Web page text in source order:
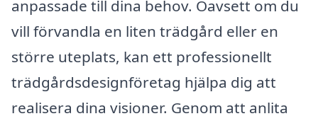
anpassade till dina behov. Oavsett om du
vill förvandla en liten trädgård eller en
större uteplats, kan ett professionellt
trädgårdsdesignföretag hjälpa dig att
realisera dina visioner. Genom att anlita